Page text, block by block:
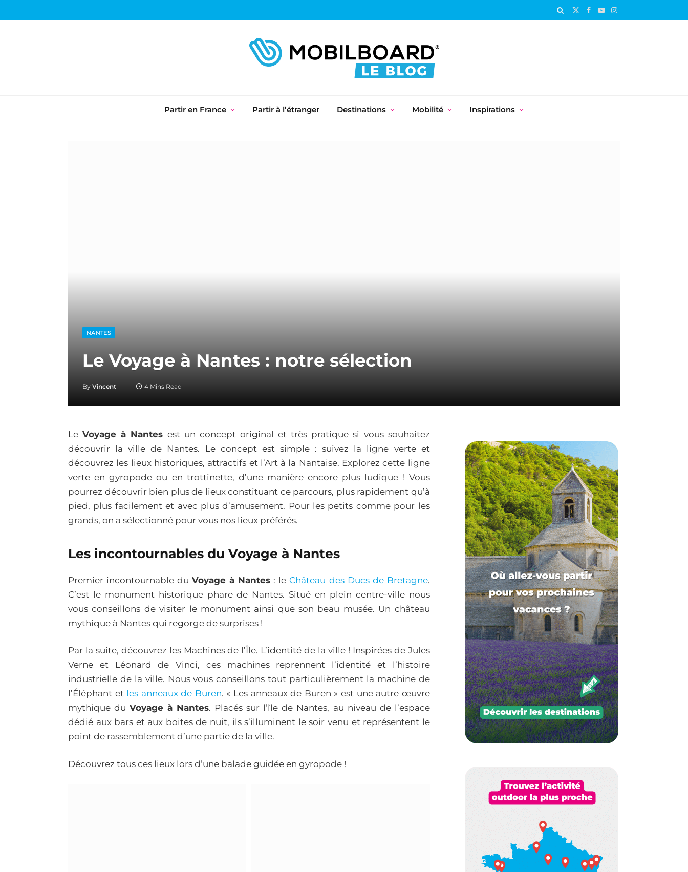
X
Facebook
YouTubeInstagram
Partir en France Partir à l’étranger Destinations Mobilité Inspirations
NANTES
Le Voyage à Nantes : notre sélection
By Vincent 4 Mins Read
LeVoyage à Nantes est un concept original et très pratique si vous souhaitez
découvrir la ville de Nantes. Le concept est simple : suivez la ligne verte et
découvrez les lieux historiques, attractifs et l’Art à la Nantaise. Explorez cette ligne
verte en gyropode ou en trottinette, d’une manière encore plus ludique ! Vous
pourrez découvrir bien plus de lieux constituant ce parcours, plus rapidement qu’à
pied, plus facilement et avec plus d’amusement. Pour les petits comme pour les
grands, on a sélectionné pour vous nos lieux préférés.
Les incontournables du Voyage à Nantes
Premier incontournable duVoyage à Nantes : le Château des Ducs de Bretagne.
C’est le monument historique phare de Nantes. Situé en plein centre-ville nous
vous conseillons de visiter le monument ainsi que son beau musée. Un château
mythique à Nantes qui regorge de surprises !
Par la suite, découvrez les Machines de l’Île. L’identité de la ville ! Inspirées de Jules
Verne et Léonard de Vinci, ces machines reprennent l’identité et l’histoire
industrielle de la ville. Nous vous conseillons tout particulièrement la machine de
l’Éléphant et les anneaux de Buren. « Les anneaux de Buren » est une autre œuvre
mythique duVoyage à Nantes. Placés sur l’île de Nantes, au niveau de l’espace
dédié aux bars et aux boites de nuit, ils s’illuminent le soir venu et représentent le
point de rassemblement d’une partie de la ville.
Découvrez tous ces lieux lors d’une balade guidée en gyropode !